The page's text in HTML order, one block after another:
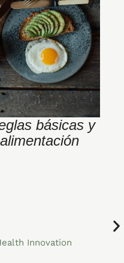
básicas y
Innovation